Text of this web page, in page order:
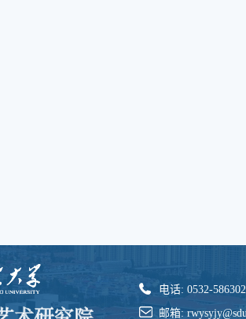
电话: 0532-
邮箱: